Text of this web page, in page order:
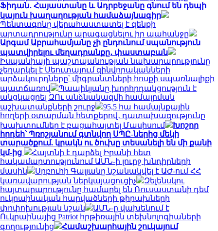
Ֆիդան․ Հայաստանը և Ադրբեջանը գնում են դեպի
կայուն խաղաղության համաձայնագիր
Պենտագոնը վերահաստատել է զենքի
արտադրությունը արագացնելու իր պահանջը
Արգամ Աբրահամյանը չի ընդունում սպանություն
պատվիրելու մեղադրանքը․ փաստաբան
Իսպանիայի պաշտպանության նախարարությունը
չեղարկել է Սեուտայում զինվորականների
արձակուրդները՝ միգրանտների հոսքի սպառնալիքի
պատճառով
Պապիկյանը խորհրդակցություն է
անցկացրել ԶՈւ անձնակազմի համալրման
աշխատանքների շուրջ
95,5 հա համայնքային
հողերի օտարման հետքերով․ դատախազությունը
խախտումներ է բացահայտել Մասիսում
Խոշոր
հրդեհ՝ Պռոշյանում գտնվող ՍՊԸ-ներից մեկի
տարածքում. կրակն ու ծուխը տեսանելի են մի քանի
կմ-ից
Հայտնի է դարձել Իրանի հետ
հակամարտությունում ԱՄՆ-ի լուրջ խնդիրների
մասին
Սրբուհի Գալյանը նշանակվել է ԱԺ-ում ՀՀ
կառավարության ներկայացուցիչ
Զելենսկու
հայտարարությունը համարել են Ռուսաստանի դեմ
ուկրաինական հարվածների թիրախների
փոփոխության նշան
ԱՄՆ-ը վախենում է
Ուկրաինայից Patriot հրթիռային տեխնոլոգիաների
գողությունից
Համաշխարհային շուկայում